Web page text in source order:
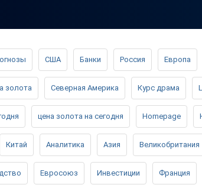
США Банки Россия Европа
золота Северная Америка Курс драма
цена золота на сегодня Homepage
Китай Аналитика Азия Великобритания
Евросоюз Инвестиции Франция